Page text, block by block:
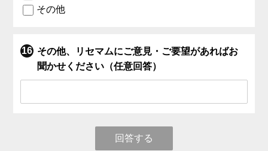
その他
その他、リセマムにご意見・ご要望があればお
聞かせください（任意回答）
回答する